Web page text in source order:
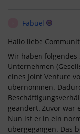
Fabuel
Hallo liebe
Wir haben folgendes
Unternehmen
eines Joint Venture
übernommen.
geändert. Zuvor war
Nun ist er in ein
übergegangen. Das